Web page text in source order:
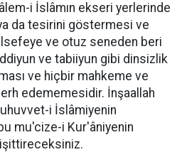
i İslâmın ekseri yerlerinde
da tesirini göstermesi ve
ve otuz seneden beri
ve tabiiyun gibi dinsizlik
ve hiçbir mahkeme ve
edememesidir. İnşaallah
i İslâmiyenin
mu'cize-i Kur'âniyenin